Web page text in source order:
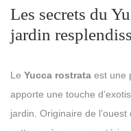
Les secrets du
jardin
Le Yucca rostrata est une
apporte une touche
jardin. Originaire de